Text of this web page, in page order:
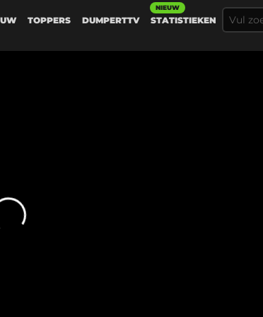
TOPPERS DUMPERTTV STATISTIEKEN
NIEUW